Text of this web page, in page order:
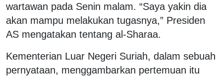
wartawan pada Senin malam. “Saya yakin dia
akan mampu melakukan tugasnya,” Presiden
AS mengatakan tentang al-Sharaa.
Kementerian Luar Negeri Suriah, dalam sebuah
pernyataan, menggambarkan pertemuan itu